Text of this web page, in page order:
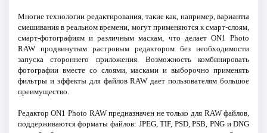
Многие технологии редактирования, такие как, например, варианты
смешивания в реальном времени, могут применяются к смарт-слоям,
смарт-фотографиям и различным маскам, что делает ON1 Photo
RAW продвинутым растровым редактором без необходимости
запуска стороннего приложения. Возможность комбинировать
фотографии вместе со слоями, масками и выборочно применять
фильтры и эффекты для файлов RAW дает пользователям большое
преимущество.
Редактор ON1 Photo RAW предназначен не только для RAW файлов,
поддерживаются форматы файлов: JPEG, TIF, PSD, PSB, PNG и DNG